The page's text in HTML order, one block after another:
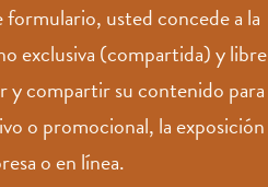
usted concede a la
exclusiva (compartida) y libre
y compartir su contenido para
o promocional, la exposición
o en línea.